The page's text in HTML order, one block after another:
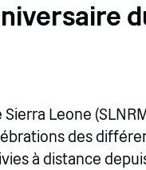
Leone
des
à distance